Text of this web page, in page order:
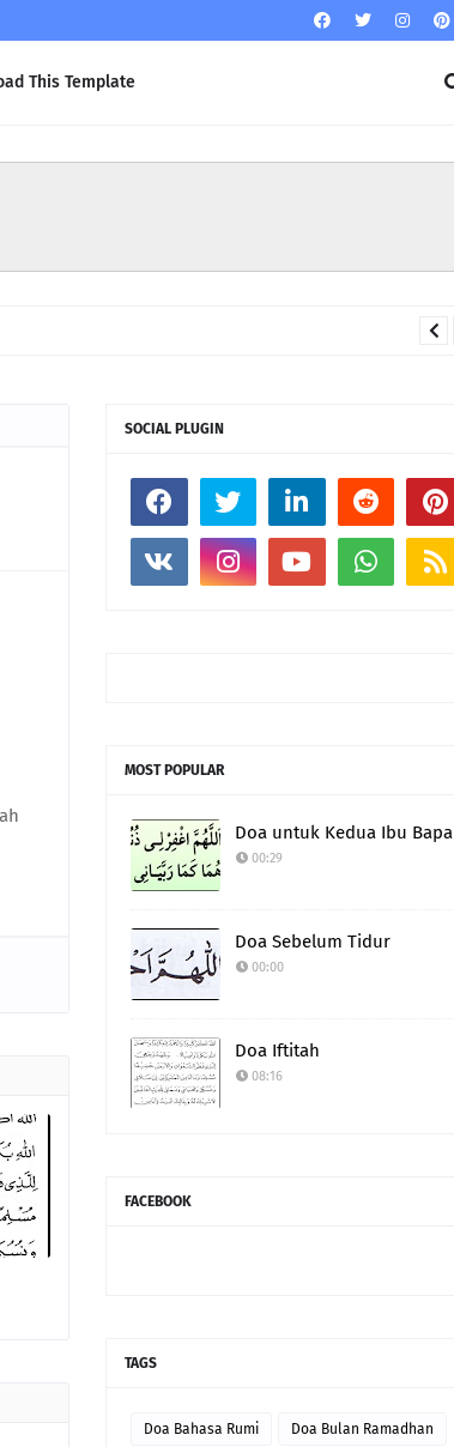
This Template
SOCIAL PLUGIN
MOST POPULAR
Doa untuk Kedua Ibu Bapa
00:29
Doa Sebelum Tidur
00:00
Doa Iftitah
08:16
FACEBOOK
TAGS
Doa Bahasa Rumi Doa Bulan Ramadhan